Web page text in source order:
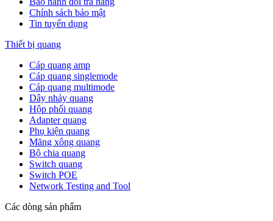
Chính sách bảo mật
Tin tuyển dụng
Thiết bị quang
Cáp quang amp
Cáp quang singlemode
Cáp quang multimode
Dây nhảy quang
Hộp phối quang
Adapter quang
Phụ kiện quang
Măng xông quang
Bộ chia quang
Switch quang
Switch POE
Network Testing and Tool
Các dòng sản phẩm